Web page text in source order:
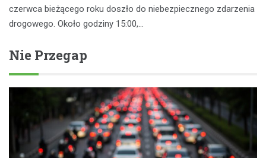
czerwca bieżącego roku doszło do niebezpiecznego zdarzenia
drogowego. Około godziny 15:00,…
Nie Przegap